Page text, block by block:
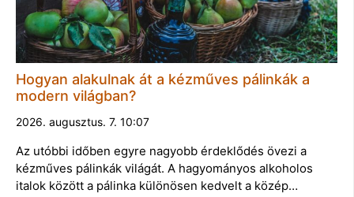
Hogyan alakulnak át a kézműves pálinkák a
modern világban?
2026. augusztus. 7. 10:07
Az utóbbi időben egyre nagyobb érdeklődés övezi a
kézműves pálinkák világát. A hagyományos alkoholos
italok között a pálinka különösen kedvelt a közép…